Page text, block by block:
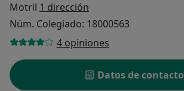
Motril 1 dirección
Núm. Colegiado: 18000563
4 opiniones
Datos de contacto